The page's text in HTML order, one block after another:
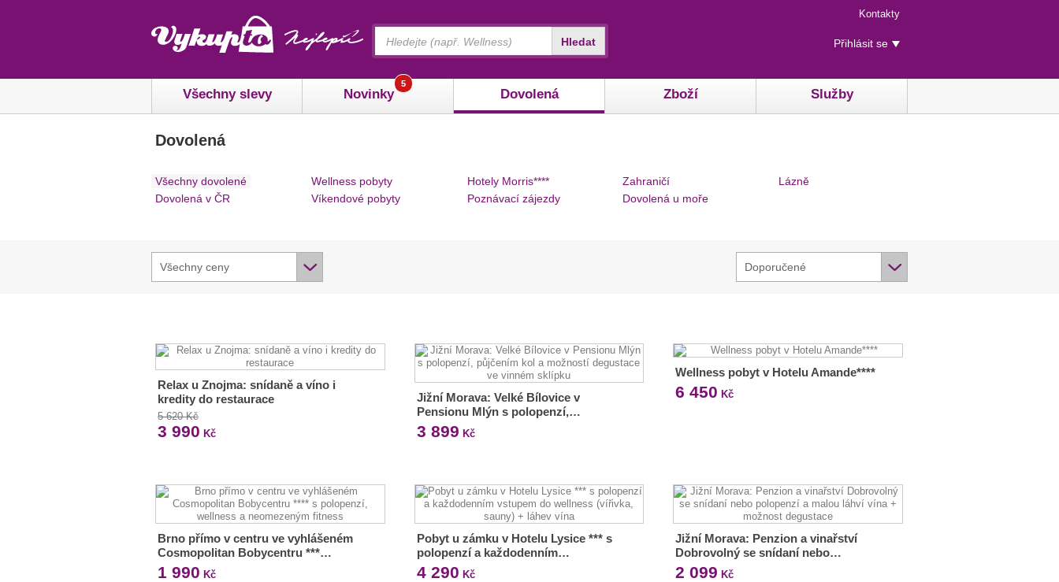
Menu
rychlého
přístupu
Kontakty
Uživatelské
menu
Přihlásit se
Všechny slevy Novinky
5
Dovolená Zboží Služby
Hledat
Dovolená
Všechny dovolené
Dovolená v ČR
Wellness pobyty
Víkendové pobyty
Hotely Morris****
Poznávací zájezdy
Zahraničí
Dovolená u moře
Lázně
Všechny ceny Doporučené
Relax u Znojma: snídaně a víno i
kredity do restaurace
5 620 Kč
3 990 Kč
Jižní Morava: Velké Bílovice v
Pensionu Mlýn s polopenzí,…
3 899 Kč
Wellness pobyt v Hotelu Amande****
6 450 Kč
Brno přímo v centru ve vyhlášeném
Cosmopolitan Bobycentru ***…
1 990 Kč
Pobyt u zámku v Hotelu Lysice *** s
polopenzí a každodenním…
4 290 Kč
Jižní Morava: Penzion a vinařství
Dobrovolný se snídaní nebo…
2 099 Kč